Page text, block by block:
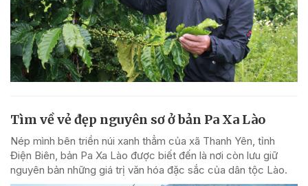
Tìm về vẻ đẹp nguyên sơ ở bản Pa Xa Lào
Nép mình bên triền núi xanh thẳm của xã Thanh Yên, tỉnh
Điện Biên, bản Pa Xa Lào được biết đến là nơi còn lưu giữ
nguyên bản những giá trị văn hóa đặc sắc của dân tộc Lào.